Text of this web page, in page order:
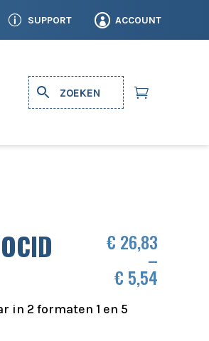
p SUPPORT  ACCOUNT

€ 5,54
–
€ 26,83
2 formaten 1 en 5